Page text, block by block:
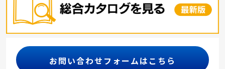
お問い合わせフォームはこちら